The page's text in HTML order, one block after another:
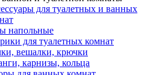
для туалетных и ванных
напольные
для туалетных комнат
вешалки, крючки
карнизы, кольца